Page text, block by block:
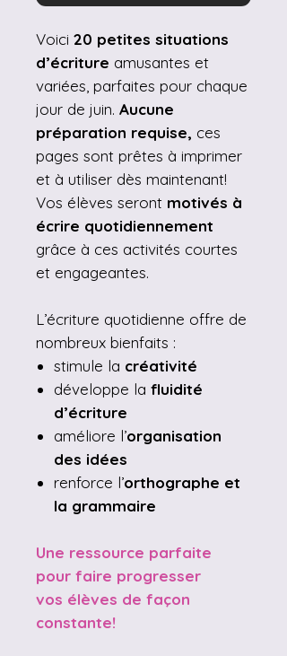
Voici 20 petites situations
d’écriture amusantes et
variées, parfaites pour chaque
jour de juin. Aucune
préparation requise, ces
pages sont prêtes à imprimer
et à utiliser dès maintenant!
Vos élèves seront motivés à
écrire quotidiennement
grâce à ces activités courtes
et engageantes.
L’écriture quotidienne offre de
nombreux bienfaits :
stimule la créativité
développe la fluidité
d’écriture
améliore l’organisation
des idées
renforce l’orthographe et
la grammaire
Une ressource parfaite
pour faire progresser
vos élèves de façon
constante!